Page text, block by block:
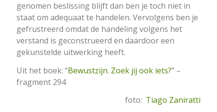
genomen beslissing blijft dan ben je toch niet in
staat om adequaat te handelen. Vervolgens ben je
gefrustreerd omdat de handeling volgens het
verstand is geconstrueerd en daardoor een
gekunstelde uitwerking heeft.
Uit het boek: “Bewustzijn. Zoek jij ook iets?” –
fragment 294
foto: Tiago Zaniratti